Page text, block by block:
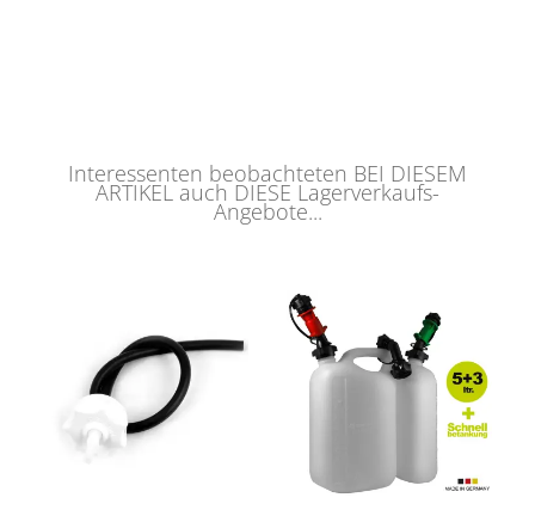
Interessenten beobachteten BEI DIESEM
ARTIKEL auch DIESE Lagerverkaufs-
Angebote...